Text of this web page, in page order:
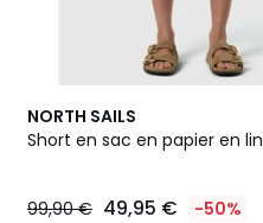
NORTH SAILS
Short en sac en papier en lin
99,90 € 49,95 € -50%
3
Couleurs